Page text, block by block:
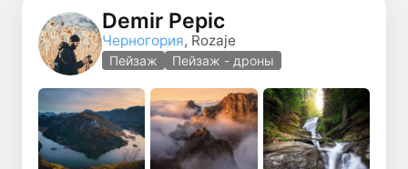
Demir Pepic
Черногория, Rozaje
Пейзаж Пейзаж - дроны